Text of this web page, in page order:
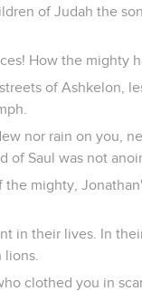
of Judah the
How the mighty
of Ashkelon,
nor rain on you,
of Saul was not
mighty,
in their lives. In
clothed you in